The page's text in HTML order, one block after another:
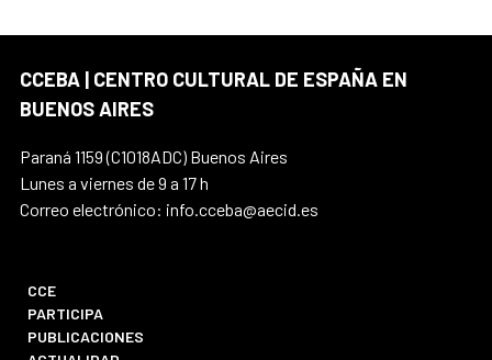
CCEBA | CENTRO CULTURAL DE ESPAÑA EN
BUENOS AIRES
Paraná 1159 (C1018ADC) Buenos Aires
Lunes a viernes de 9 a 17 h
Correo electrónico: info.cceba@aecid.es
CCE
PARTICIPA
PUBLICACIONES